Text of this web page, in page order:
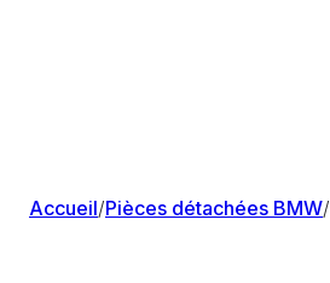
Accueil/Pièces détachées BMW/